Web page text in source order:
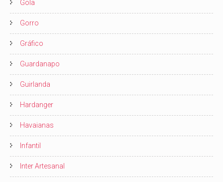
Gola
Gorro
Gráfico
Guardanapo
Guirlanda
Hardanger
Havaianas
Infantil
Inter Artesanal